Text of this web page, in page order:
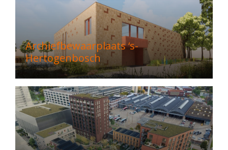
Archiefbewaarplaats ‘s-
Hertogenbosch